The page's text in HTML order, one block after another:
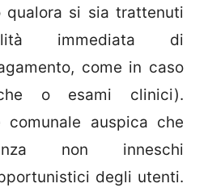
qualora si sia trattenuti
immediata di
come in caso
o esami clinici).
comunale auspica che
non inneschi
degli utenti.